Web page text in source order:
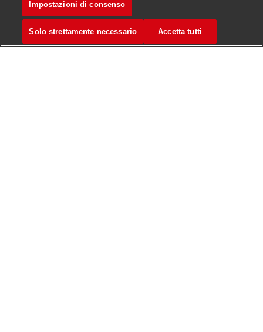
Impostazioni di consenso
Solo strettamente necessario Accetta tutti